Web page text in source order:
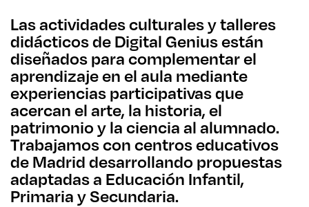
Las actividades culturales y talleres
didácticos de Digital Genius están
diseñados para complementar el
aprendizaje en el aula mediante
experiencias participativas que
acercan el arte, la historia, el
patrimonio y la ciencia al alumnado.
Trabajamos con centros educativos
de Madrid desarrollando propuestas
adaptadas a Educación Infantil,
Primaria y Secundaria.